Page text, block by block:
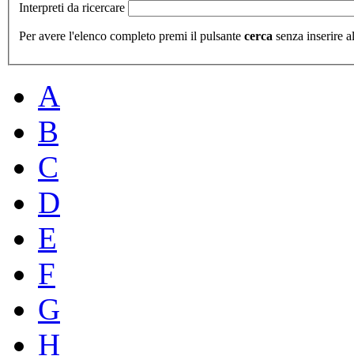
Interpreti da ricercare
Per avere l'elenco completo premi il pulsante cerca senza inserire
A
B
C
D
E
F
G
H